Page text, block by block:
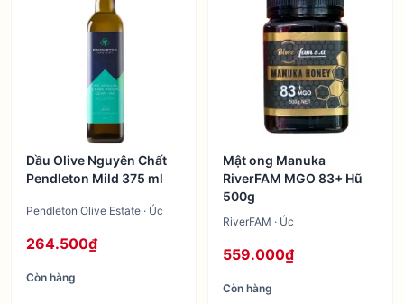
Dầu Olive Nguyên Chất
Pendleton Mild 375 ml
Pendleton Olive Estate · Úc
264.500₫
Còn hàng
Mật ong Manuka
RiverFAM MGO 83+ Hũ
500g
RiverFAM · Úc
559.000₫
Còn hàng